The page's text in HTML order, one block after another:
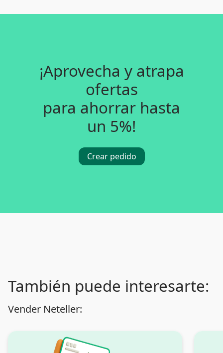
¡Aprovecha y atrapa
ofertas
para ahorrar hasta
un 5%!
Crear pedido
También puede interesarte:
Vender Neteller: